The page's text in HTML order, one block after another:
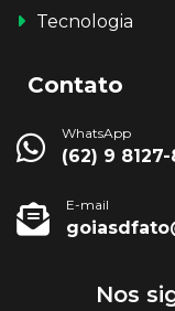
Tecnologia
Contato
WhatsApp
(62) 9
E-mail
Nos